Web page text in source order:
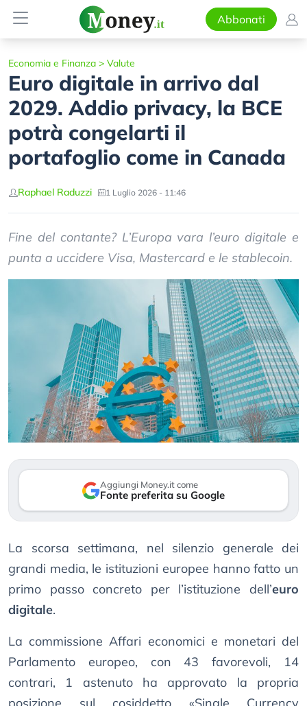
Abbonati
Economia e Finanza > Valute
Euro digitale in arrivo dal
2029. Addio privacy, la BCE
potrà congelarti il
portafoglio come in Canada
Raphael Raduzzi 1 Luglio 2026 - 11:46
Fine del contante? L’Europa vara l’euro digitale e
punta a uccidere Visa, Mastercard e le stablecoin.
Aggiungi Money.it come
Fonte preferita su Google
La scorsa settimana, nel silenzio generale dei
grandi media, le istituzioni europee hanno fatto un
primo passo concreto per l’istituzione dell’euro
digitale.
La commissione Affari economici e monetari del
Parlamento europeo, con 43 favorevoli, 14
contrari, 1 astenuto ha approvato la propria